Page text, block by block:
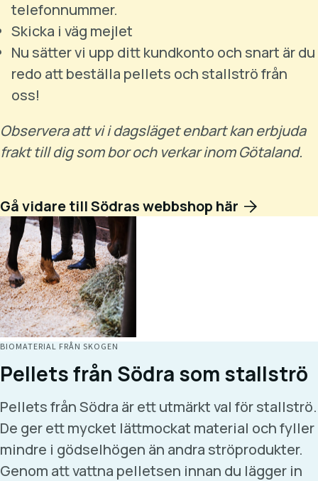
telefonnummer.
Skicka i väg mejlet
Nu sätter vi upp ditt kundkonto och snart är du
redo att beställa pellets och stallströ från
oss!
Observera att vi i dagsläget enbart kan erbjuda
frakt till dig som bor och verkar inom Götaland.
Gå vidare till Södras webbshop här
BIOMATERIAL FRÅN SKOGEN
Pellets från Södra som stallströ
Pellets från Södra är ett utmärkt val för stallströ.
De ger ett mycket lättmockat material och fyller
mindre i gödselhögen än andra ströprodukter.
Genom att vattna pelletsen innan du lägger in